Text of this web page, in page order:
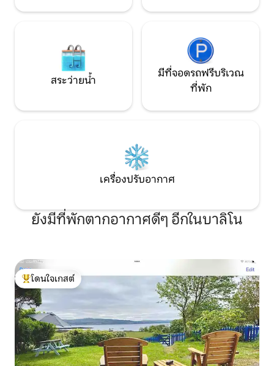
AirShip ตั้งอยู่ในตำแหน่งที่สวยงามและ
Ardnamurchan Point
สระว่ายน้ำ
มีที่จอดรถฟรีบริเวณ
ที่พัก
เครื่องปรับอากาศ
ยังมีที่พักตากอากาศดีๆ อีกในบาลิโน
โดนใจเกสต์ที่สุด
โดนใจเกสต์